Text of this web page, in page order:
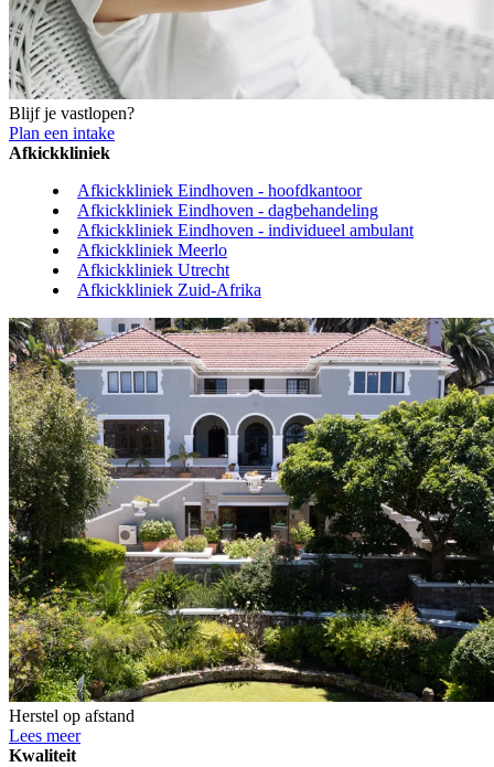
Blijf je vastlopen?
Plan een intake
Afkickkliniek
Afkickkliniek Eindhoven - hoofdkantoor
Afkickkliniek Eindhoven - dagbehandeling
Afkickkliniek Eindhoven - individueel ambulant
Afkickkliniek Meerlo
Afkickkliniek Utrecht
Afkickkliniek Zuid-Afrika
Herstel op afstand
Lees meer
Kwaliteit